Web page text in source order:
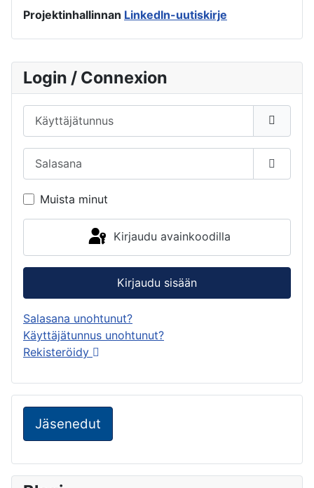
Login / Connexion
Näytä
Muista minut
Kirjaudu avainkoodilla
Kirjaudu sisään
Salasana unohtunut?
Käyttäjätunnus unohtunut?
Rekisteröidy
Jäsenedut
Projektinhallinnan LinkedIn-uutiskirje